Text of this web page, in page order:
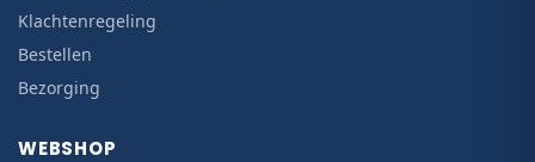
Klachtenregeling
Bestellen
Bezorging
WEBSHOP